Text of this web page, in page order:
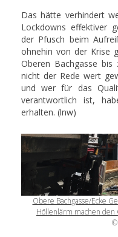
Das hätte verhindert
Lockdowns effektiver
der Pfusch beim
ohnehin von der Krise
Oberen Bachgasse
nicht der Rede wert
und wer für das
verantwortlich ist,
erhalten. (lnw)
Obere Bachgasse/Ecke
Höllenlärm machen den
©